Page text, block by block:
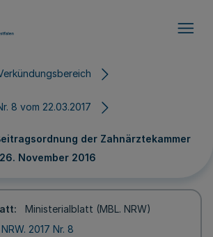
8 vom 22.03.2017
der Zahnärztekammer
November 2016
Ministerialblatt (MBL. NRW)
2017 Nr. 8